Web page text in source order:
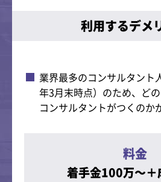
利用するデメ
業界最多のコンサルタント
年3月末時点）のため、ど
コンサルタントがつくのか
料金
着手金100万～＋